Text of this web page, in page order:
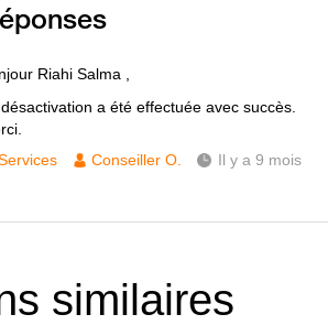
Riahi Salma ,
a été effectuée avec succès.
Conseiller O. Il y a 9 mois
similaires